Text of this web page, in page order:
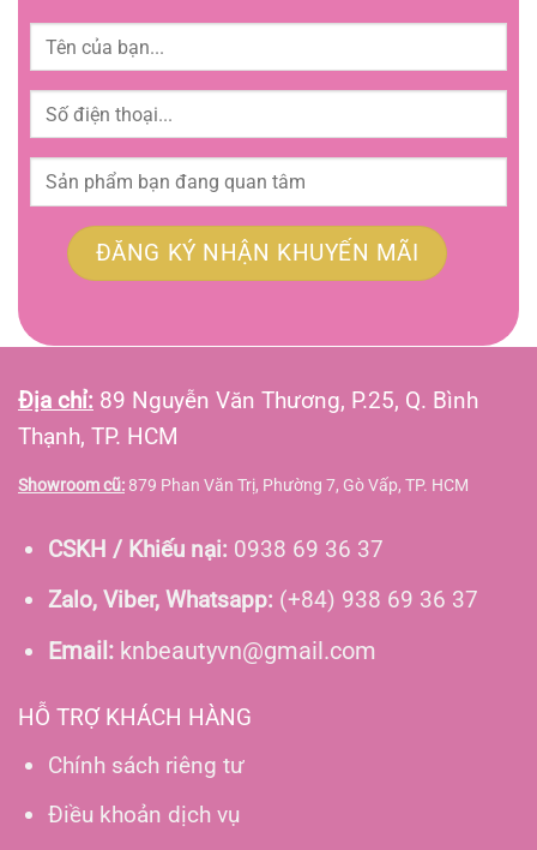
Địa chỉ: 89 Nguyễn Văn Thương, P.25, Q. Bình
Thạnh, TP. HCM
Showroom cũ: 879 Phan Văn Trị, Phường 7, Gò Vấp, TP. HCM
CSKH / Khiếu nại: 0938 69 36 37
Zalo, Viber, Whatsapp: (+84) 938 69 36 37
Email:knbeautyvn@gmail.com
HỖ TRỢ KHÁCH HÀNG
Chính sách riêng tư
Điều khoản dịch vụ